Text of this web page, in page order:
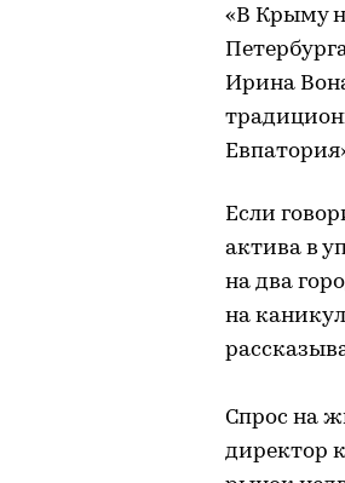
«В Крыму
Ирина
Если
актива в
на два
на
Спрос на
директор